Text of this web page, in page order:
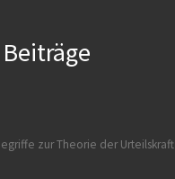
zur Theorie der Urteilskraft